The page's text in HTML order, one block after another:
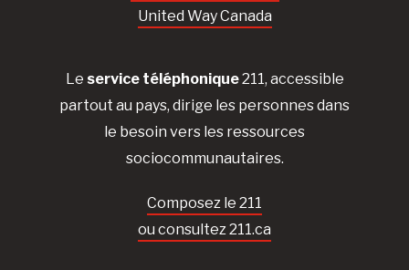
United Way Canada
Le service téléphonique211, accessible
partout au pays, dirige les personnes dans
le besoin vers les ressources
sociocommunautaires.
Composez le 211
ou consultez 211.ca